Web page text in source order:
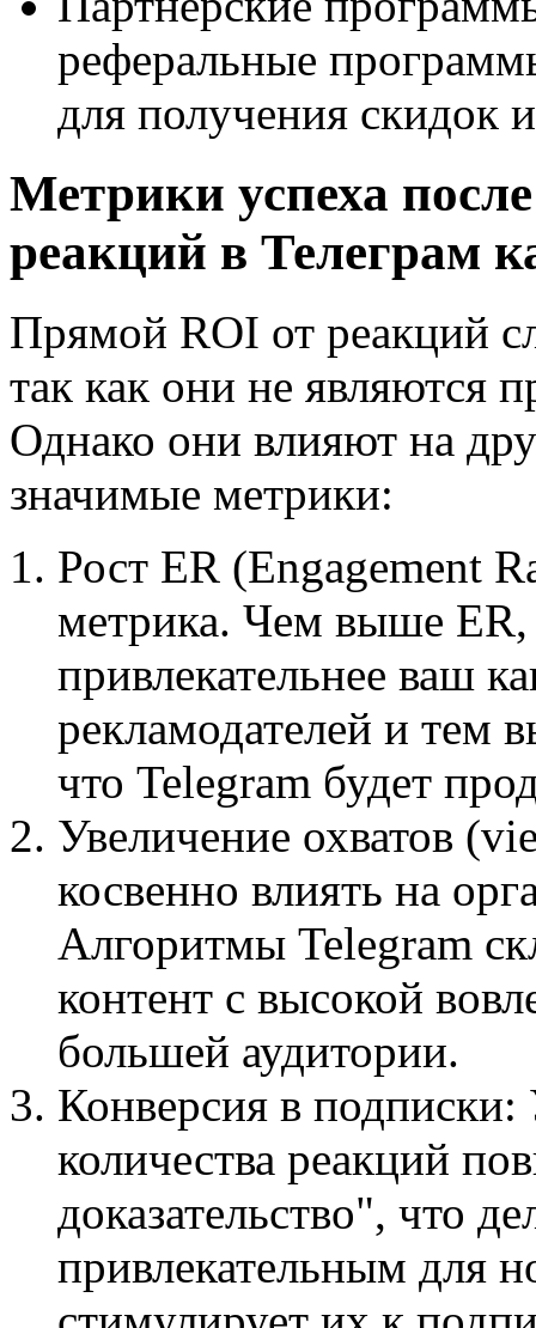
реферальные
для получения скидок
Метрики успеха
реакций в Телеграм
Прямой ROI от реакций
так как они не являются
Однако они влияют на
значимые метрики:
Рост ER (Engagement
метрика. Чем выше ER,
привлекательнее ваш
рекламодателей и тем
что Telegram будет
Увеличение охватов
косвенно влиять на
Алгоритмы Telegram
контент с высокой
большей аудитории.
Конверсия в подписки:
количества реакций
доказательство", что
привлекательным для